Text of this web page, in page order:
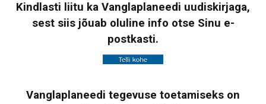
Kindlasti liitu ka Vanglaplaneedi uudiskirjaga,
sest siis jõuab oluline info otse Sinu e-
postkasti.
Vanglaplaneedi tegevuse toetamiseks on